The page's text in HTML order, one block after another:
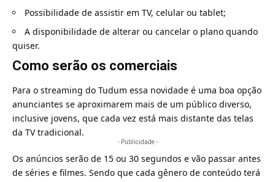
Possibilidade de assistir em TV, celular ou tablet;
A disponibilidade de alterar ou cancelar o plano quando
quiser.
Como serão os comerciais
Para o streaming do Tudum essa novidade é uma boa opção
anunciantes se aproximarem mais de um público diverso,
inclusive jovens, que cada vez está mais distante das telas
da TVtradicional.
- Publicidade -
Os anúncios serão de 15 ou 30 segundos e vão passar antes
de séries e filmes. Sendo que cada gênero de conteúdo terá